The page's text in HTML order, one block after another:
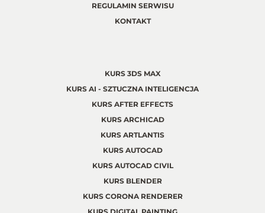
REGULAMIN SERWISU
KONTAKT
KURS 3DS MAX
KURS AI - SZTUCZNA INTELIGENCJA
KURS AFTER EFFECTS
KURS ARCHICAD
KURS ARTLANTIS
KURS AUTOCAD
KURS AUTOCAD CIVIL
KURS BLENDER
KURS CORONA RENDERER